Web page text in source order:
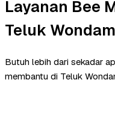
Layanan Bee
Teluk
Butuh lebih dari sekadar
membantu di Teluk